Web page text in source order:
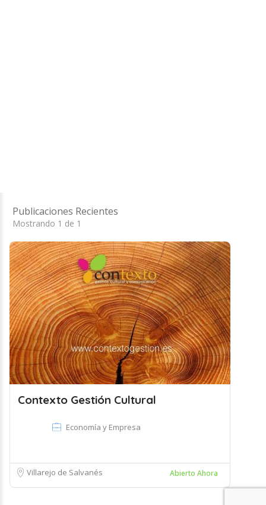
Publicaciones Recientes
Mostrando 1 de 1
Contexto Gestión Cultural
Economía y Empresa
Villarejo de Salvanés Abierto Ahora